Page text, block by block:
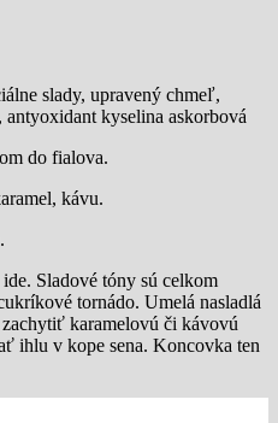
slady, upravený chmeľ,
kyselina askorbová
do fialova.
kávu.
Sladové tóny sú celkom
tornádo. Umelá nasladlá
karamelovú či kávovú
ihlu v kope sena. Koncovka ten